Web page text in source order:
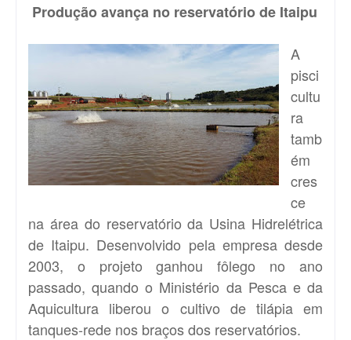
Produção avança no reservatório de Itaipu
A
pisci
cultu
ra
tamb
ém
cres
ce
na área do reservatório da Usina Hidrelétrica
de Itaipu. Desenvolvido pela empresa desde
2003, o projeto ganhou fôlego no ano
passado, quando o Ministério da Pesca e da
Aquicultura liberou o cultivo de tilápia em
tanques-rede nos braços dos reservatórios.